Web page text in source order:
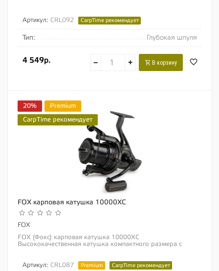
Артикул: CRL092 CarpTime рекомендует
Тип: Глубокая шпуля
4 549р. − + В корзину
20%
Premium
CarpTime рекомендует
FOX карповая катушка 10000XC
FOX
FOX (Фокс) карповая катушка 10000XC
Высококачественная катушка компактного размера с
Артикул: CRL087 Premium CarpTime рекомендует